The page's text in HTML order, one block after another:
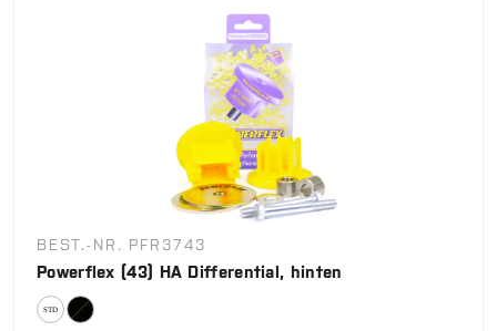
BEST.-NR. PFR3743
Powerflex (43) HA Differential, hinten